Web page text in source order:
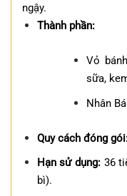
ngậy.
Thành phần:
Vỏ
sữa,
Nhân
Quy cách đóng
Hạn sử dụng: 36
bì).